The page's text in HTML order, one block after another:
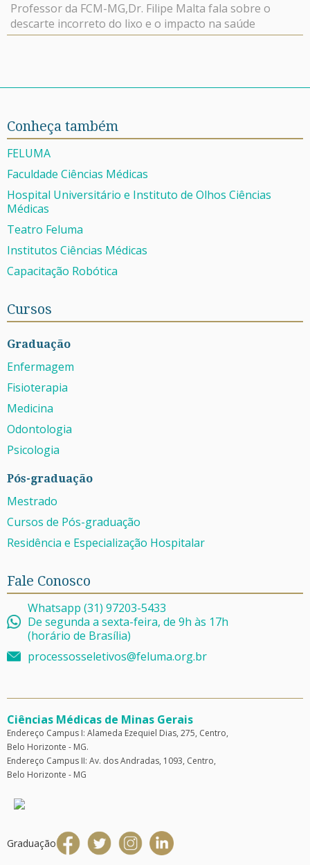
Professor da FCM-MG,Dr. Filipe Malta fala sobre o
descarte incorreto do lixo e o impacto na saúde
Conheça também
FELUMA
Faculdade Ciências Médicas
Hospital Universitário e Instituto de Olhos Ciências
Médicas
Teatro Feluma
Institutos Ciências Médicas
Capacitação Robótica
Cursos
Graduação
Enfermagem
Fisioterapia
Medicina
Odontologia
Psicologia
Pós-graduação
Mestrado
Cursos de Pós-graduação
Residência e Especialização Hospitalar
Fale Conosco
Whatsapp (31) 97203-5433
De segunda a sexta-feira, de 9h às 17h
(horário de Brasília)
processosseletivos@feluma.org.br
Ciências Médicas de Minas Gerais
Endereço Campus I: Alameda Ezequiel Dias, 275, Centro,
Belo Horizonte - MG.
Endereço Campus II: Av. dos Andradas, 1093, Centro,
Belo Horizonte - MG
Graduação